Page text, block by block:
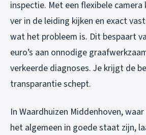
inspectie. Met een flexibele
ver in de leiding kijken en exact
wat het probleem is. Dit bespaart
euro’s aan onnodige
verkeerde diagnoses. Je krijgt de
transparantie schept.
In Waardhuizen Middenhoven,
het algemeen in goede staat zijn,